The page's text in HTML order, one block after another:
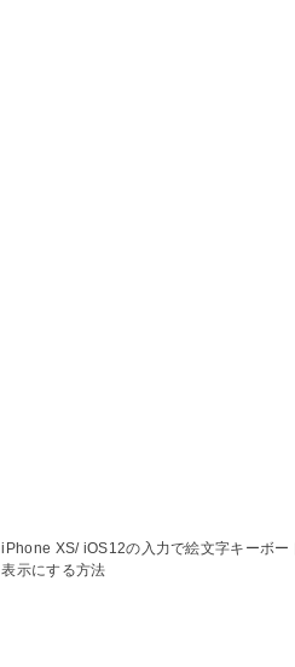
iPhone XS/ iOS12の入力で絵文字キーボー
表示にする方法